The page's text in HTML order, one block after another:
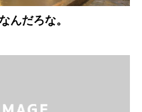
んだろな。